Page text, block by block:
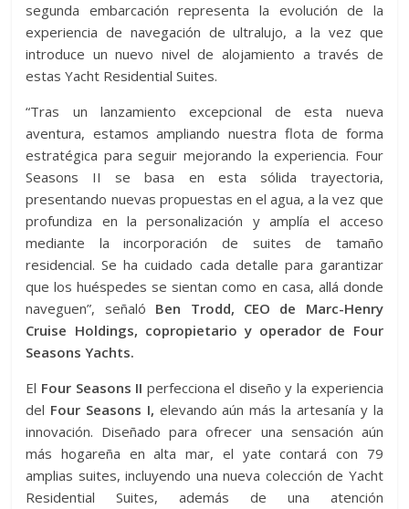
segunda embarcación representa la evolución de la
experiencia de navegación de ultralujo, a la vez que
introduce un nuevo nivel de alojamiento a través de
estas Yacht Residential Suites.
“Tras un lanzamiento excepcional de esta nueva
aventura, estamos ampliando nuestra flota de forma
estratégica para seguir mejorando la experiencia. Four
Seasons II se basa en esta sólida trayectoria,
presentando nuevas propuestas en el agua, a la vez que
profundiza en la personalización y amplía el acceso
mediante la incorporación de suites de tamaño
residencial. Se ha cuidado cada detalle para garantizar
que los huéspedes se sientan como en casa, allá donde
naveguen”, señaló Ben Trodd, CEO de Marc-Henry
Cruise Holdings, copropietario y operador de Four
Seasons Yachts.
El Four Seasons II perfecciona el diseño y la experiencia
del Four Seasons I, elevando aún más la artesanía y la
innovación. Diseñado para ofrecer una sensación aún
más hogareña en alta mar, el yate contará con 79
amplias suites, incluyendo una nueva colección de Yacht
Residential Suites, además de una atención